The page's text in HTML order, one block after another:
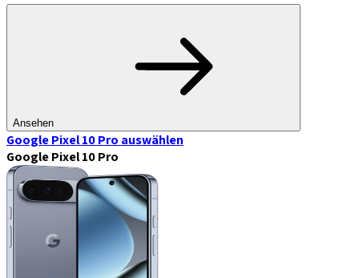
Ansehen
Google Pixel 10 Pro auswählen
Google Pixel 10 Pro